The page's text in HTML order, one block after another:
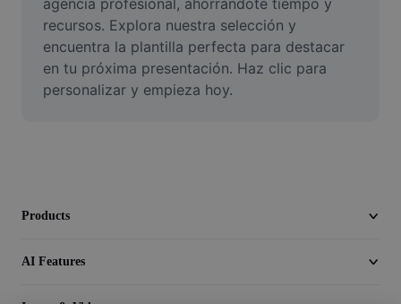
Video Editor
Trim Video
Add Subtitles To Video
agencia profesional, ahorrándote tiempo y
recursos. Explora nuestra selección y
encuentra la plantilla perfecta para destacar
en tu próxima presentación. Haz clic para
personalizar y empieza hoy.
Products
AI Features